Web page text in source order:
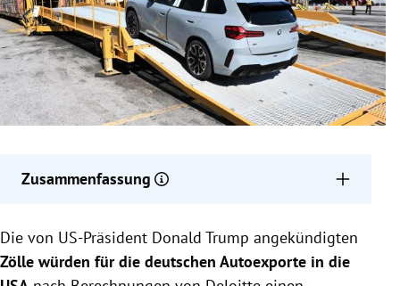
Untermenü
Untermenü
Untermenü
Zusammenfassung
USA um bis zu 29% senken, was einem Verlust von
8,2 Mrd. Euro entspricht.
Deutsche Hersteller wie Mercedes, VW und BMW
Die von US-Präsident Donald Trump angekündigten
Zölle würden für die deutschen Autoexporte in die